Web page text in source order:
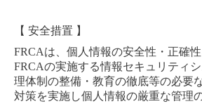
【 安全措置 】
FRCAは、個人情報の安全性・正確性
FRCAの実施する情報セキュリティ
理体制の整備・教育の徹底等の必要
対策を実施し個人情報の厳重な管理